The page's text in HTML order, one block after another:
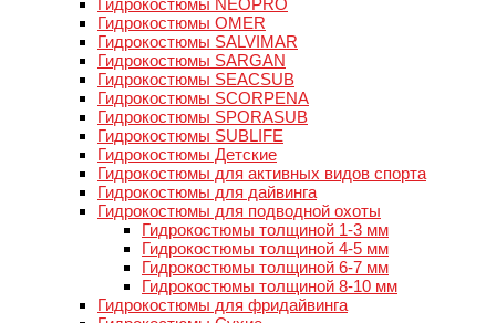
Гидрокостюмы NEOPRO
Гидрокостюмы OMER
Гидрокостюмы SALVIMAR
Гидрокостюмы SARGAN
Гидрокостюмы SEACSUB
Гидрокостюмы SCORPENA
Гидрокостюмы SPORASUB
Гидрокостюмы SUBLIFE
Гидрокостюмы Детские
Гидрокостюмы для активных видов спорта
Гидрокостюмы для дайвинга
Гидрокостюмы для подводной охоты
Гидрокостюмы толщиной 1-3 мм
Гидрокостюмы толщиной 4-5 мм
Гидрокостюмы толщиной 6-7 мм
Гидрокостюмы толщиной 8-10 мм
Гидрокостюмы для фридайвинга